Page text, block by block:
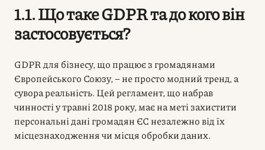
1.1. Що таке GDPR та до кого він
застосовується?
GDPR для бізнесу, що працює з громадянами
Європейського Союзу, – не просто модний тренд, а
сувора реальність. Цей регламент, що набрав
чинності у травні 2018 року, має на меті захистити
персональні дані громадян ЄС незалежно від їх
місцезнаходження чи місця обробки даних.